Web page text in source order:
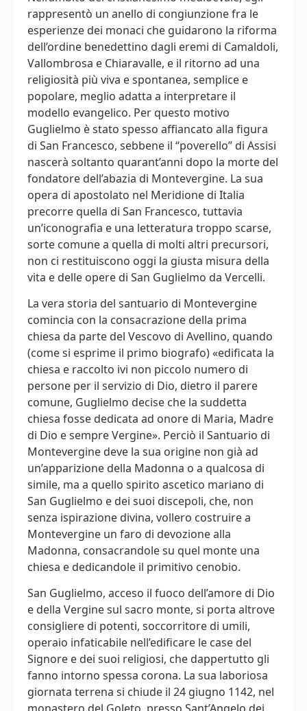
rappresentò un anello di congiunzione fra le
esperienze dei monaci che guidarono la riforma
dell’ordine benedettino dagli eremi di Camaldoli,
Vallombrosa e Chiaravalle, e il ritorno ad una
religiosità più viva e spontanea, semplice e
popolare, meglio adatta a interpretare il
modello evangelico. Per questo motivo
Guglielmo è stato spesso affiancato alla figura
di San Francesco, sebbene il “poverello” di Assisi
nascerà soltanto quarant’anni dopo la morte del
fondatore dell’abazia di Montevergine. La sua
opera di apostolato nel Meridione di Italia
precorre quella di San Francesco, tuttavia
un’iconografia e una letteratura troppo scarse,
sorte comune a quella di molti altri precursori,
non ci restituiscono oggi la giusta misura della
vita e delle opere di San Guglielmo da Vercelli.
La vera storia del santuario di Montevergine
comincia con la consacrazione della prima
chiesa da parte del Vescovo di Avellino, quando
(come si esprime il primo biografo) «edificata la
chiesa e raccolto ivi non piccolo numero di
persone per il servizio di Dio, dietro il parere
comune, Guglielmo decise che la suddetta
chiesa fosse dedicata ad onore di Maria, Madre
di Dio e sempre Vergine». Perciò il Santuario di
Montevergine deve la sua origine non già ad
un’apparizione della Madonna o a qualcosa di
simile, ma a quello spirito ascetico mariano di
San Guglielmo e dei suoi discepoli, che, non
senza ispirazione divina, vollero costruire a
Montevergine un faro di devozione alla
Madonna, consacrandole su quel monte una
chiesa e dedicandole il primitivo cenobio.
San Guglielmo, acceso il fuoco dell’amore di Dio
e della Vergine sul sacro monte, si porta altrove
consigliere di potenti, soccorritore di umili,
operaio infaticabile nell’edificare le case del
Signore e dei suoi religiosi, che dappertutto gli
fanno intorno spessa corona. La sua laboriosa
giornata terrena si chiude il 24 giugno 1142, nel